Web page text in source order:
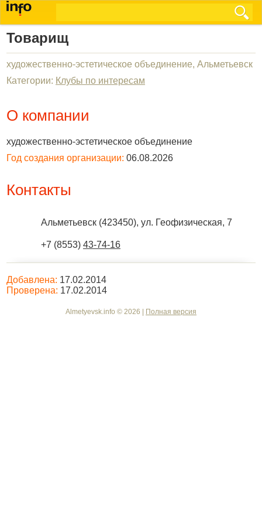
Товарищ
художественно-эстетическое объединение, Альметьевск
Категории: Клубы по интересам
О компании
художественно-эстетическое объединение
Год создания организации: 06.08.2026
Контакты
Альметьевск (423450), ул. Геофизическая, 7
+7 (8553) 43-74-16
Добавлена: 17.02.2014
Проверена: 17.02.2014
Almetyevsk.info © 2026 | Полная версия